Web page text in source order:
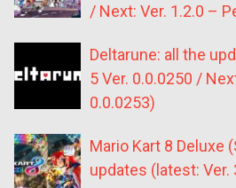
/ Next: Ver. 1.2.0 –
Deltarune: all the
5 Ver. 0.0.0250 /
0.0.0253)
Mario Kart 8 Deluxe
updates (latest: Ver.